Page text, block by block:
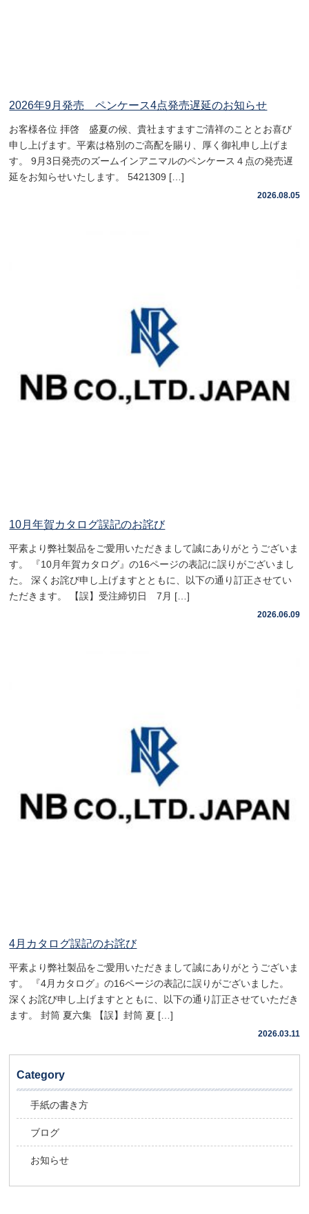
2026年9月発売 ペンケース4点発売遅延のお知らせ
お客様各位 拝啓 盛夏の候、貴社ますますご清祥のこととお喜び
申し上げます。平素は格別のご高配を賜り、厚く御礼申し上げま
す。 9月3日発売のズームインアニマルのペンケース４点の発売遅
延をお知らせいたします。 5421309 […]
2026.08.05
10月年賀カタログ誤記のお詫び
平素より弊社製品をご愛用いただきまして誠にありがとうございま
す。 『10月年賀カタログ』の16ページの表記に誤りがございまし
た。 深くお詫び申し上げますとともに、以下の通り訂正させてい
ただきます。 【誤】受注締切日 7月 […]
2026.06.09
4月カタログ誤記のお詫び
平素より弊社製品をご愛用いただきまして誠にありがとうございま
す。 『4月カタログ』の16ページの表記に誤りがございました。
深くお詫び申し上げますとともに、以下の通り訂正させていただき
ます。 封筒 夏六集 【誤】封筒 夏 […]
2026.03.11
Category
手紙の書き方
ブログ
お知らせ